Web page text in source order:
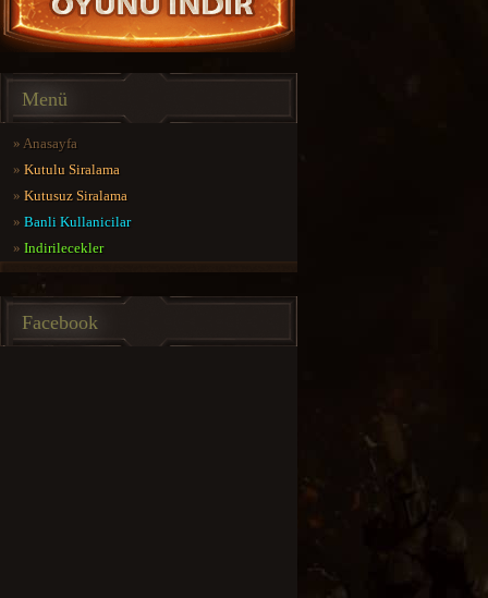
Menü
» Anasayfa
» Kutulu Siralama
» Kutusuz Siralama
» Banli Kullanicilar
» Indirilecekler
Facebook